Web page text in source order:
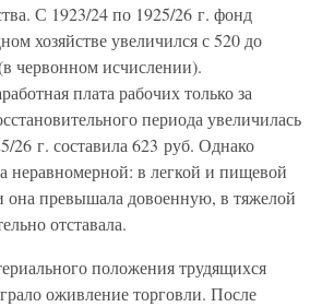
С 1923/24 по 1925/26 г. фонд
хозяйстве увеличился с 520 до
червонном исчислении).
плата рабочих только за
периода увеличилась
26 г. составила 623 руб. Однако
неравномерной: в легкой и пищевой
превышала довоенную, в тяжелой
отставала.
положения трудящихся
оживление торговли. После